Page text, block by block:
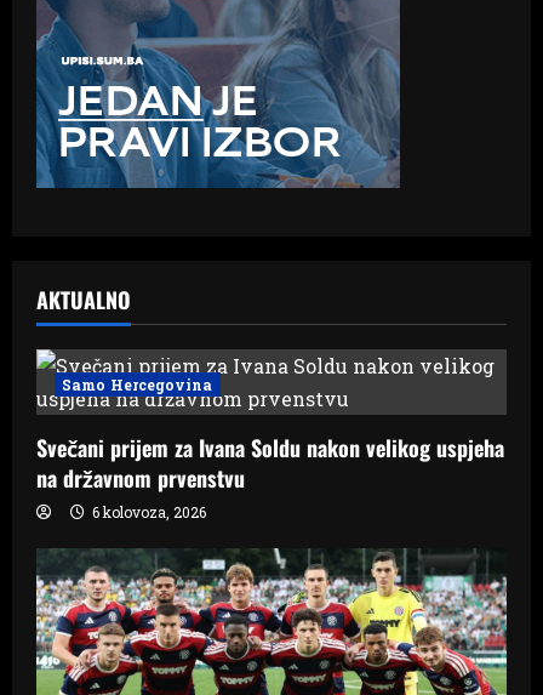
AKTUALNO
Samo Hercegovina
Svečani prijem za Ivana Soldu nakon velikog uspjeha
na državnom prvenstvu
6 kolovoza, 2026